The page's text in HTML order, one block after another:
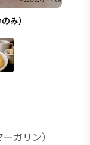
み）
ガリン）